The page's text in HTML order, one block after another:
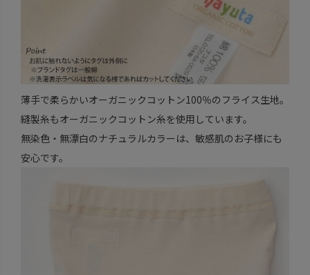
薄手で柔らかいオーガニックコットン100％のフライス生地。
縫製糸もオーガニックコットン糸を使用しています。
無染色・無漂白のナチュラルカラーは、敏感肌のお子様にも
安心です。